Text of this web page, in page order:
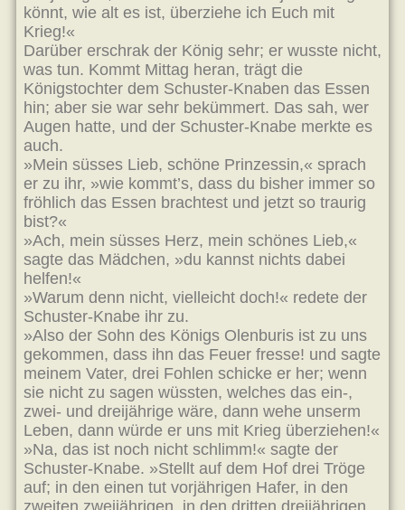
könnt, wie alt es ist, überziehe ich Euch mit
Krieg!«
Darüber erschrak der König sehr; er wusste nicht,
was tun. Kommt Mittag heran, trägt die
Königstochter dem Schuster-Knaben das Essen
hin; aber sie war sehr bekümmert. Das sah, wer
Augen hatte, und der Schuster-Knabe merkte es
auch.
»Mein süsses Lieb, schöne Prinzessin,« sprach
er zu ihr, »wie kommt’s, dass du bisher immer so
fröhlich das Essen brachtest und jetzt so traurig
bist?«
»Ach, mein süsses Herz, mein schönes Lieb,«
sagte das Mädchen, »du kannst nichts dabei
helfen!«
»Warum denn nicht, vielleicht doch!« redete der
Schuster-Knabe ihr zu.
»Also der Sohn des Königs Olenburis ist zu uns
gekommen, dass ihn das Feuer fresse! und sagte
meinem Vater, drei Fohlen schicke er her; wenn
sie nicht zu sagen wüssten, welches das ein-,
zwei- und dreijährige wäre, dann wehe unserm
Leben, dann würde er uns mit Krieg überziehen!«
»Na, das ist noch nicht schlimm!« sagte der
Schuster-Knabe. »Stellt auf dem Hof drei Tröge
auf; in den einen tut vorjährigen Hafer, in den
zweiten zweijährigen, in den dritten dreijährigen.